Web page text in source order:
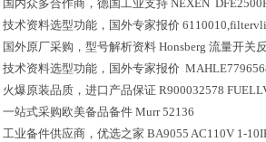
国内众多合作商，德国工业支持 NEXEN
技术资料选型功能，国外专家报价
国外原厂采购，型号解析资料 Honsberg 流量开关
技术资料选型功能，国外专家报价
火爆原装品质，进口产品保证 R900032578
一站式采购欧美备品备件 Murr 52136
工业备件供应商，优选之家 BA9055 AC110V 1-